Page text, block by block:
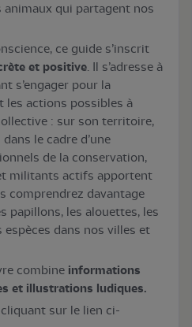
animaux qui partagent nos
ce guide s’inscrit
et positive. Il s’adresse à
s’engager pour la
les actions possibles à
: sur son territoire,
le cadre d’une
de la conservation,
militants actifs apportent
comprendrez davantage
papillons, les alouettes, les
dans nos villes et
combine informations
et illustrations ludiques.
sur le lien ci-